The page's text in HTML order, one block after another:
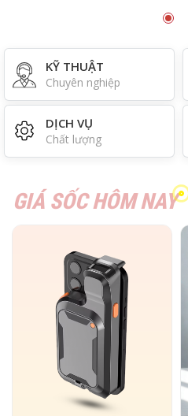
KỸ THUẬT
Chuyên nghiệp
DỊCH VỤ
Chất lượng
GIÁ SỐC HÔM NAY